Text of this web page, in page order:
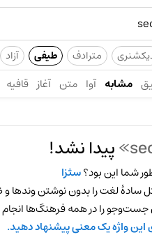
مترادف طیفی آزاد
مشابه آوا متن آغاز قافیه
پیدا نشد!
شما این بود؟سثزا
سادهٔ لغت را بدون نوشتن وندها
جست‌وجو را در همه فرهنگ‌ها
این واژه یک معنی پیشنهاد دهید.